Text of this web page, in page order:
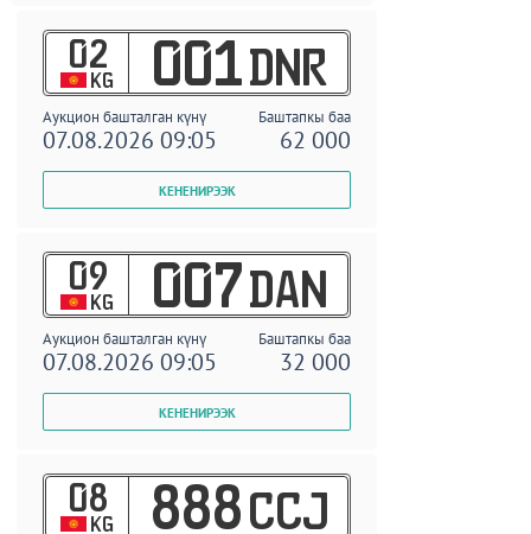
02
KG 001 DNR
Аукцион башталган күнү Баштапкы баа
07.08.2026 09:05 62 000
09
KG 007 DAN
Аукцион башталган күнү Баштапкы баа
07.08.2026 09:05 32 000
08
KG 888 CCJ